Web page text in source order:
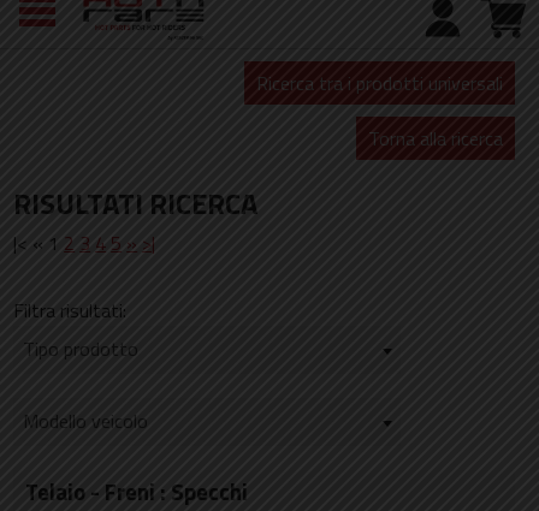
Ricerca tra i prodotti universali
Torna alla ricerca
RISULTATI RICERCA
|< « 1 2 3 4 5 » >|
Filtra risultati:
Tipo prodotto
Modello veicolo
Telaio - Freni : Specchi